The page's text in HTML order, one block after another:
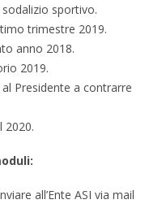
sportivo.
trimestre 2019.
anno 2018.
2019.
Presidente a contrarre
2020.
all’Ente ASI via mail